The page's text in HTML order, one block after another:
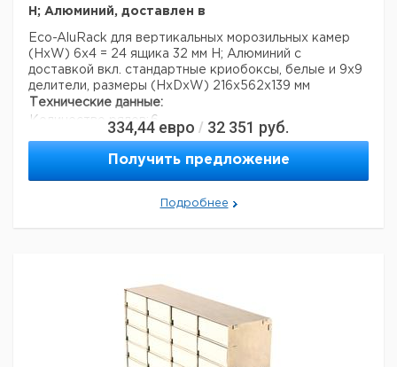
H; Алюминий, доставлен в
Eco-AluRack для вертикальных морозильных камер
(HxW) 6x4 = 24 ящика 32 мм H; Алюминий с
доставкой вкл. стандартные криобоксы, белые и 9x9
делители, размеры (HxDxW) 216x562x139 мм
Технические данные:
Количество рядов: 6
алюминий
334,44 евро / 32 351 руб.
Получить предложение
Подробнее